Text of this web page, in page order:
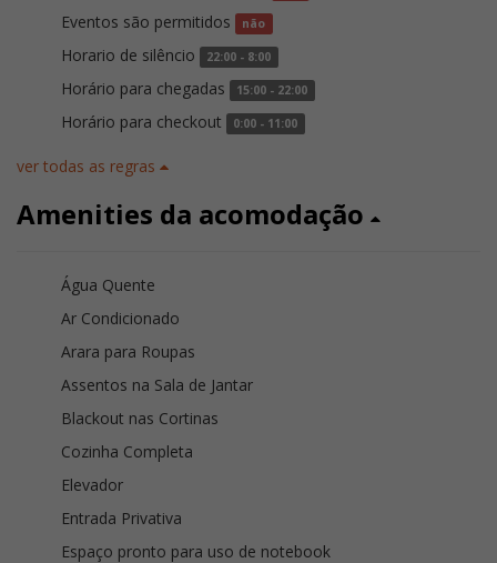
Eventos são permitidos não
Horario de silêncio 22:00 - 8:00
Horário para chegadas 15:00 - 22:00
Horário para checkout 0:00 - 11:00
ver todas as regras
Amenities da acomodação
Água Quente
Ar Condicionado
Arara para Roupas
Assentos na Sala de Jantar
Blackout nas Cortinas
Cozinha Completa
Elevador
Entrada Privativa
Espaço pronto para uso de notebook